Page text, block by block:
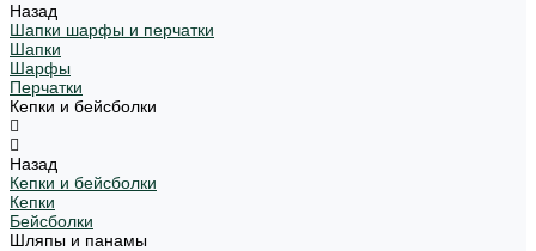
Назад
Шапки шарфы и перчатки
Шапки
Шарфы
Перчатки
Кепки и бейсболки
Назад
Кепки и бейсболки
Кепки
Бейсболки
Шляпы и панамы